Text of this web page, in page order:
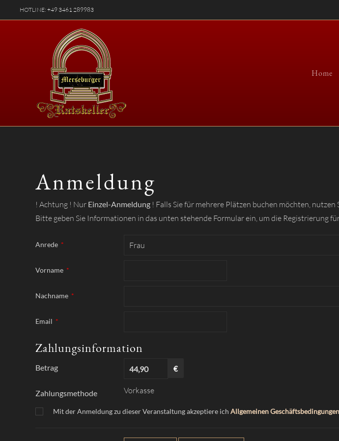
HOTLINE: +49 3461 289983
Home
Anmeldung
! Achtung ! Nur Einzel-Anmeldung ! Falls Sie für mehrere Plätzen buchen möchten,
Bitte geben Sie Informationen in das unten stehende Formular ein, um die Registrierung
Anrede *
Vorname *
Nachname *
Email *
Zahlungsinformation
Betrag €
Zahlungsmethode Vorkasse
Mit der Anmeldung zu dieser Veranstaltung akzeptiere ich Allgemeinen Geschäftsbedingungen